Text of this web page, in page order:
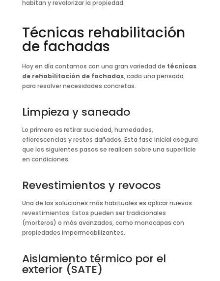
habitan y revalorizar la propiedad.
Técnicas rehabilitación
de fachadas
Hoy en día contamos con una gran variedad de técnicas
de rehabilitación de fachadas, cada una pensada
para resolver necesidades concretas.
Limpieza y saneado
Lo primero es retirar suciedad, humedades,
eflorescencias y restos dañados. Esta fase inicial asegura
que los siguientes pasos se realicen sobre una superficie
en condiciones.
Revestimientos y revocos
Una de las soluciones más habituales es aplicar nuevos
revestimientos. Estos pueden ser tradicionales
(morteros) o más avanzados, como monocapas con
propiedades impermeabilizantes.
Aislamiento térmico por el
exterior (SATE)